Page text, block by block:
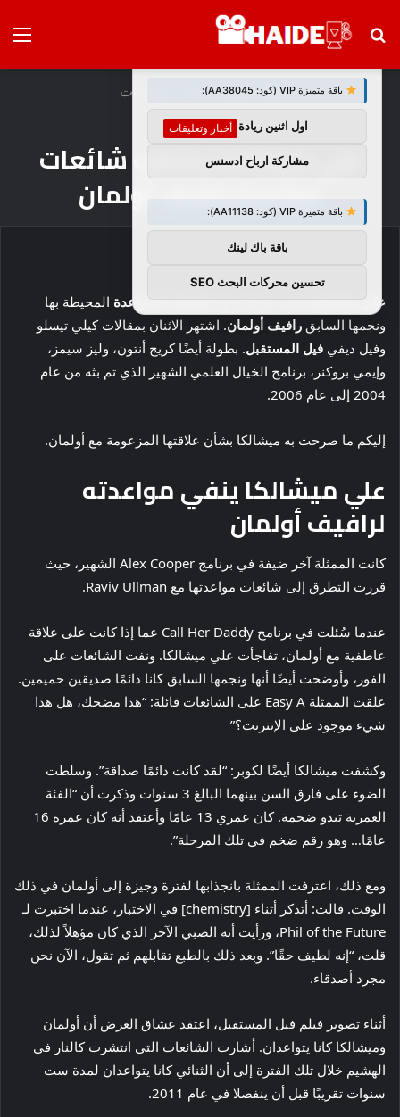
بحث
الرئيسية/أخبار وتعليقات
أخبار وتعليقات
علي ميشالكا يخاطب شائعات
مواعدة رافيف أولمان
علي ميشالكافتحت مؤخرا حولشائعات المواعدة المحيطة بها
ونجمها السابق رافيف أولمان. اشتهر الاثنان بمقالات كيلي تيسلو
وفيل ديفي فيل المستقبل. بطولة أيضًا كريج أنتون، وليز سيمز،
وإيمي بروكنر، برنامج الخيال العلمي الشهير الذي تم بثه من عام
2004 إلى عام 2006.
إليكم ما صرحت به ميشالكا بشأن علاقتها المزعومة مع أولمان.
علي ميشالكا ينفي مواعدته
لرافيف أولمان
كانت الممثلة آخر ضيفة في برنامج Alex Cooper الشهير، حيث
قررت التطرق إلى شائعات مواعدتها مع Raviv Ullman.
عندما سُئلت في برنامج Call Her Daddy عما إذا كانت على علاقة
عاطفية مع أولمان، تفاجأت علي ميشالكا. ونفت الشائعات على
الفور، وأوضحت أيضًا أنها ونجمها السابق كانا دائمًا صديقين حميمين.
علقت الممثلة Easy A على الشائعات قائلة: “هذا مضحك، هل هذا
شيء موجود على الإنترنت؟”
وكشفت ميشالكا أيضًا لكوبر: “لقد كانت دائمًا صداقة”. وسلطت
الضوء على فارق السن بينهما البالغ 3 سنوات وذكرت أن “الفئة
العمرية تبدو ضخمة. كان عمري 13 عامًا وأعتقد أنه كان عمره 16
عامًا… وهو رقم ضخم في تلك المرحلة”.
ومع ذلك، اعترفت الممثلة بانجذابها لفترة وجيزة إلى أولمان في ذلك
الوقت. قالت: أتذكر أثناء [chemistry] في الاختبار، عندما اختبرت لـ
Phil of the Future، ورأيت أنه الصبي الآخر الذي كان مؤهلاً لذلك،
قلت، “إنه لطيف حقًا”. وبعد ذلك بالطبع تقابلهم ثم تقول، الآن نحن
مجرد أصدقاء.
أثناء تصوير فيلم فيل المستقبل، اعتقد عشاق العرض أن أولمان
وميشالكا كانا يتواعدان. أشارت الشائعات التي انتشرت كالنار في
الهشيم خلال تلك الفترة إلى أن الثنائي كانا يتواعدان لمدة ست
سنوات تقريبًا قبل أن ينفصلا في عام 2011.
توصيات :
باقة متميزة VIP (كود: AA38045):
اول اثنين ريادة اعمال
مشاركة ارباح ادسنس
باقة متميزة VIP (كود: AA11138):
باقة باك لينك
تحسين محركات البحث SEO